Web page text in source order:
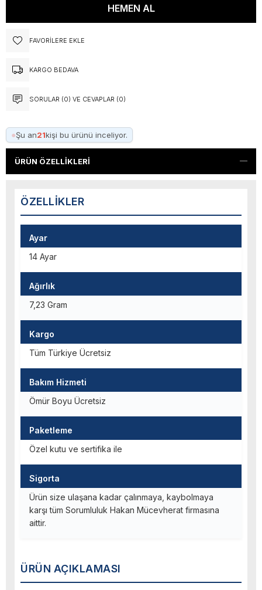
FAVORILERE EKLE
KARGO BEDAVA
SORULAR (0) VE CEVAPLAR (0)
●Şu an21kişi bu ürünü inceliyor.
ÜRÜN ÖZELLIKLERI
ÜRÜN AÇIKLAMASI
ÖZELLIKLER
Ayar
14 Ayar
Ağırlık
7,23 Gram
Kargo
Tüm Türkiye Ücretsiz
Bakım Hizmeti
Ömür Boyu Ücretsiz
Paketleme
Özel kutu ve sertifika ile
Sigorta
Ürün size ulaşana kadar çalınmaya, kaybolmaya
karşı tüm Sorumluluk Hakan Mücevherat firmasına
aittir.